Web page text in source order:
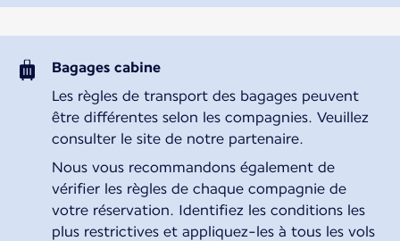
Bagages cabine
Les règles de transport des bagages peuvent
être différentes selon les compagnies. Veuillez
consulter le site de notre partenaire.
Nous vous recommandons également de
vérifier les règles de chaque compagnie de
votre réservation. Identifiez les conditions les
plus restrictives et appliquez-les à tous les vols